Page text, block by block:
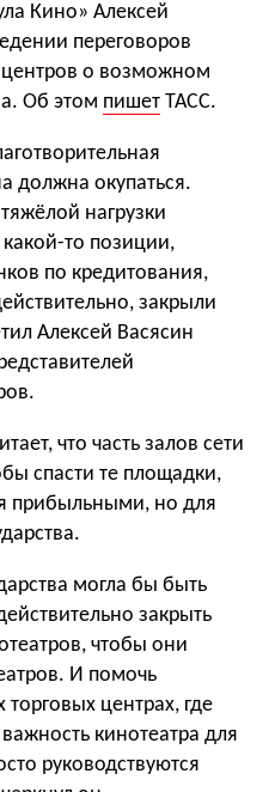
Кино» Алексей
переговоров
о возможном
Об этом пишет ТАСС.
должна окупаться.
нагрузки
то позиции,
по кредитования,
закрыли
Алексей Васясин
что часть залов сети
спасти те площадки,
прибыльными, но для
могла бы быть
закрыть
чтобы они
И помочь
торговых центрах, где
кинотеатра для
руководствуются